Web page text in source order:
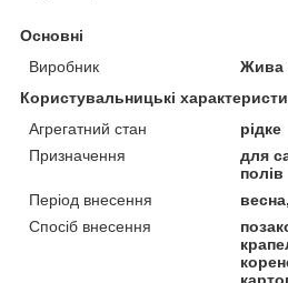
Основні
Виробник
Жива
Користувальницькі
Агрегатний стан
рідке
Призначення
для
полів
Період внесення
Спосіб внесення